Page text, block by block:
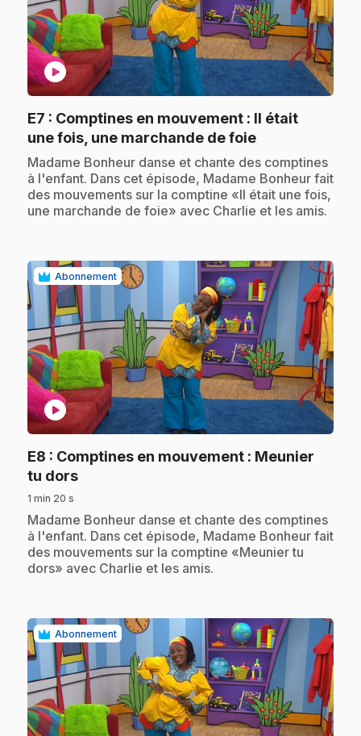
play_circle
E7 : Comptines en mouvement : Il était
une fois, une marchande de foie.
.Madame Bonheur danse et chante des comptines
à l'enfant. Dans cet épisode, Madame Bonheur fait
des mouvements sur la comptine «Il était une fois,
une marchande de foie» avec Charlie et les amis.
Abonnement
play_circle
E8 : Comptines en mouvement : Meunier
tu dors.
1 min 20 s
.Madame Bonheur danse et chante des comptines
à l'enfant. Dans cet épisode, Madame Bonheur fait
des mouvements sur la comptine «Meunier tu
dors» avec Charlie et les amis.
Abonnement